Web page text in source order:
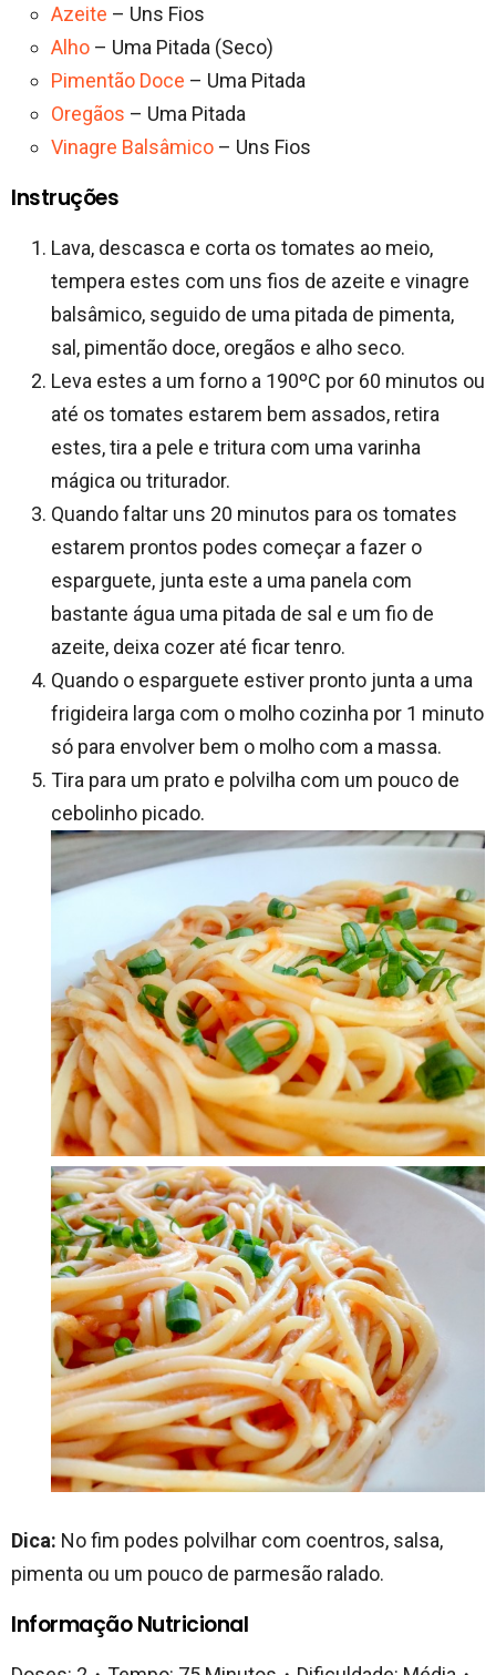
Azeite – Uns Fios
Alho – Uma Pitada (Seco)
Pimentão Doce – Uma Pitada
Oregãos – Uma Pitada
Vinagre Balsâmico – Uns Fios
Instruções
Lava, descasca e corta os tomates ao meio,
tempera estes com uns fios de azeite e vinagre
balsâmico, seguido de uma pitada de pimenta,
sal, pimentão doce, oregãos e alho seco.
Leva estes a um forno a 190ºC por 60 minutos ou
até os tomates estarem bem assados, retira
estes, tira a pele e tritura com uma varinha
mágica ou triturador.
Quando faltar uns 20 minutos para os tomates
estarem prontos podes começar a fazer o
esparguete, junta este a uma panela com
bastante água uma pitada de sal e um fio de
azeite, deixa cozer até ficar tenro.
Quando o esparguete estiver pronto junta a uma
frigideira larga com o molho cozinha por 1 minuto
só para envolver bem o molho com a massa.
Tira para um prato e polvilha com um pouco de
cebolinho picado.
Dica: No fim podes polvilhar com coentros, salsa,
pimenta ou um pouco de parmesão ralado.
Informação Nutricional